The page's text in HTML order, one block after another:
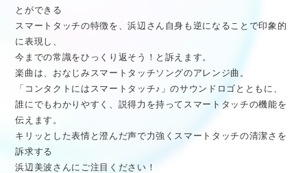
とができる
スマートタッチの特徴を、浜辺さん自身も逆になることで印象的
に表現し、
今までの常識をひっくり返そう！と訴えます。
楽曲は、おなじみスマートタッチソングのアレンジ曲。
「コンタクトにはスマートタッチ♪」のサウンドロゴとともに、
誰にでもわかりやすく、説得力を持ってスマートタッチの機能を
伝えます。
キリッとした表情と澄んだ声で力強くスマートタッチの清潔さを
訴求する
浜辺美波さんにご注目ください！